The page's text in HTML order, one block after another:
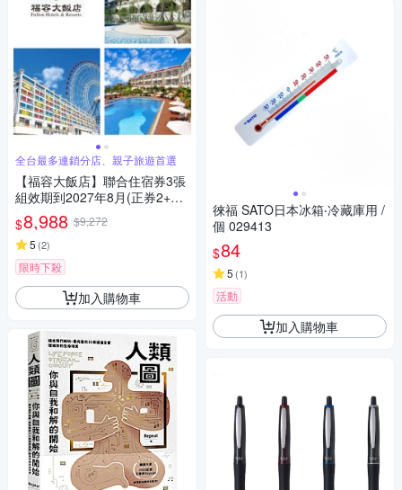
全台最多連鎖分店、親子旅遊首選
【福容大飯店】聯合住宿券3張
組效期到2027年8月(正券2+贈
券1)
$8,988 $9,272
5 (2)
限時下殺
加入購物車
徠福 SATO日本冰箱‧冷藏庫用 /
個 029413
$84
5 (1)
活動
加入購物車